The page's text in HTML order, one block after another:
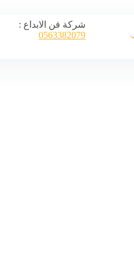
شركة فن الابداع :
0563382079